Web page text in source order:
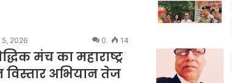
5, 2026 0 14
मंच का महाराष्ट्र
अभियान तेज